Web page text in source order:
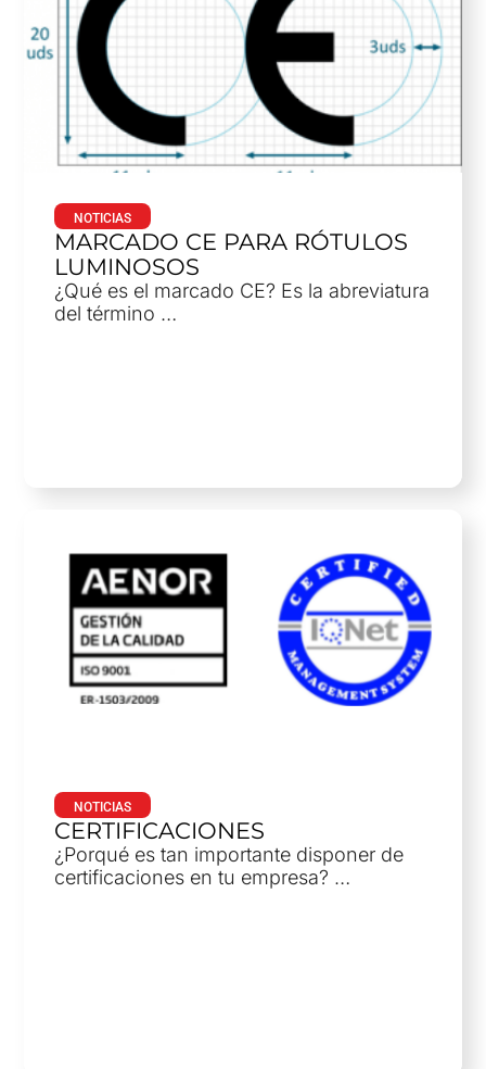
NOTICIAS
MARCADO CE PARA RÓTULOS
LUMINOSOS
¿Qué es el marcado CE? Es la abreviatura
del término …
NOTICIAS
CERTIFICACIONES
¿Porqué es tan importante disponer de
certificaciones en tu empresa? …